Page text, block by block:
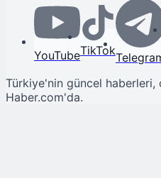
YouTubeTikTok
Türkiye'nin güncel haberleri,
Haber.com'da.